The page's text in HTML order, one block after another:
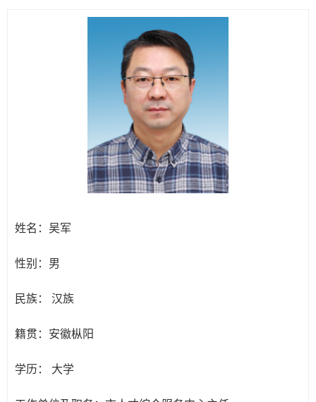
姓名： 吴军
性别： 男
民族： 汉族
籍贯： 安徽枞阳
学历： 大学